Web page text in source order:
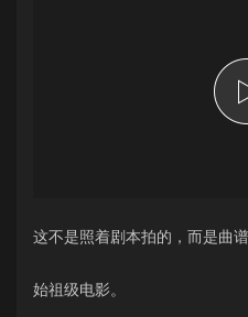
这不是照着剧本拍的，而是曲
始祖级电影。